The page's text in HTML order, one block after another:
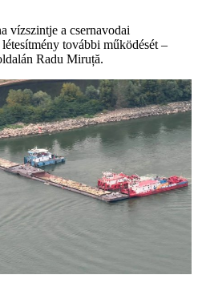
vízszintje a csernavodai
további működését –
Radu Miruță.